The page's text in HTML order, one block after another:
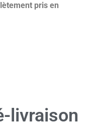
pris en
livraison